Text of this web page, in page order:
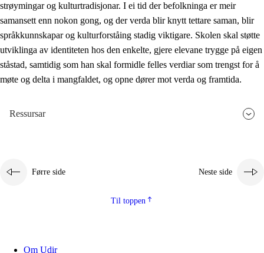
strøymingar og kulturtradisjonar. I ei tid der befolkninga er meir
samansett enn nokon gong, og der verda blir knytt tettare saman, blir
språkkunnskapar og kulturforståing stadig viktigare. Skolen skal støtte
utviklinga av identiteten hos den enkelte, gjere elevane trygge på eigen
ståstad, samtidig som han skal formidle felles verdiar som trengst for å
møte og delta i mangfaldet, og opne dører mot verda og framtida.
Ressursar
Førre side Neste side
Til toppen
Om Udir